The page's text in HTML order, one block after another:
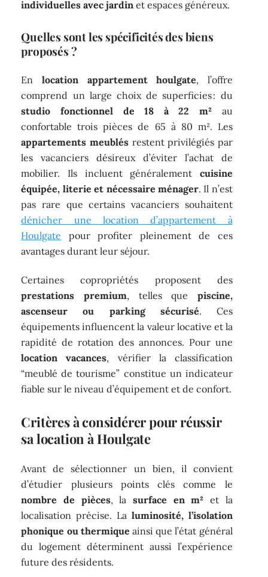
individuelles avec jardin et espaces généreux.
Quelles sont les spécificités des biens
proposés ?
En location appartement houlgate, l’offre
comprend un large choix de superficies : du
studio fonctionnel de 18 à 22 m² au
confortable trois pièces de 65 à 80 m². Les
appartements meublésrestent privilégiés par
les vacanciers désireux d’éviter l’achat de
mobilier. Ils incluent généralement cuisine
équipée, literie et nécessaire ménager. Il n’est
pas rare que certains vacanciers souhaitent
dénicher une location d’appartement à
Houlgate pour profiter pleinement de ces
avantages durant leur séjour.
Certaines copropriétés proposent des
prestations premium, telles que piscine,
ascenseur ou parking sécurisé. Ces
équipements influencent la valeur locative et la
rapidité de rotation des annonces. Pour une
location vacances, vérifier la classification
“meublé de tourisme” constitue un indicateur
fiable sur le niveau d’équipement et de confort.
Critères à considérer pour réussir
sa location à Houlgate
Avant de sélectionner un bien, il convient
d’étudier plusieurs points clés comme le
nombre de pièces, lasurface en m² et la
localisation précise. La luminosité, l’isolation
phonique ou thermique ainsi que l’état général
du logement déterminent aussi l’expérience
future des résidents.